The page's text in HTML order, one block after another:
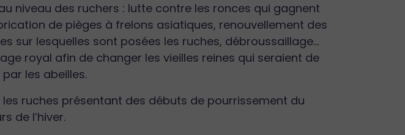
niveau des ruchers : lutte contre les ronces qui gagnent
de pièges à frelons asiatiques, renouvellement des
sur lesquelles sont posées les ruches, débroussaillage…
royal afin de changer les vieilles reines qui seraient de
les abeilles.
ruches présentant des débuts de pourrissement du
de l’hiver.